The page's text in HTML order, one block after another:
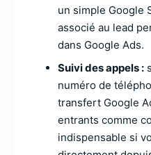
un simple Google
associé au lead
dans Google Ads.
Suivi des appels :
numéro de
transfert Google
entrants comme
indispensable si